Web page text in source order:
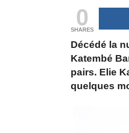
0
SHARES
Décédé la
Katembé
pairs. Elie
quelques